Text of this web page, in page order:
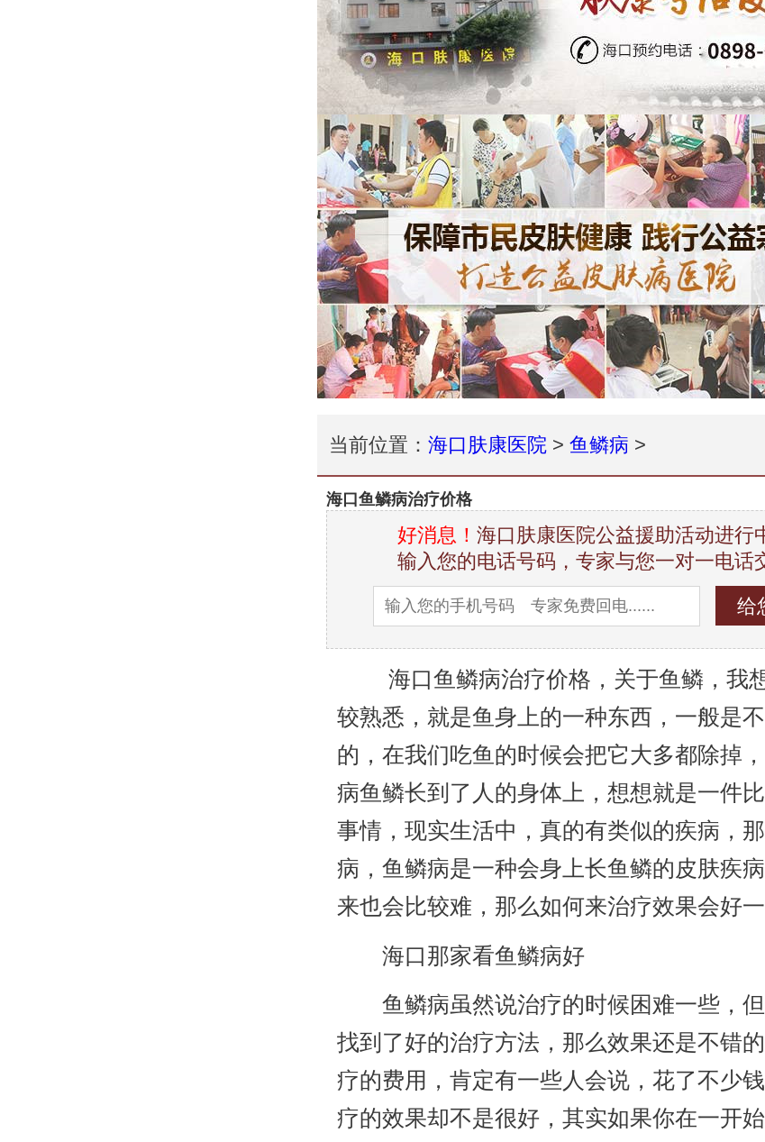
当前位置： 海口肤康医院> 鱼鳞病 >
海口鱼鳞病治疗价格
好消息！ 海口肤康医院公益援助活动进
输入您的电话号码，专家与您一对一电话
海口鱼鳞病治疗价格，关于鱼鳞，我
较熟悉，就是鱼身上的一种东西，一般是
的，在我们吃鱼的时候会把它大多都除掉
病鱼鳞长到了人的身体上，想想就是一件
事情，现实生活中，真的有类似的疾病，
病，鱼鳞病是一种会身上长鱼鳞的皮肤疾
来也会比较难，那么如何来治疗效果会好
海口那家看鱼鳞病好
鱼鳞病虽然说治疗的时候困难一些，但
找到了好的治疗方法，那么效果还是不错
疗的费用，肯定有一些人会说，花了不少
疗的效果却不是很好，其实如果你在一开